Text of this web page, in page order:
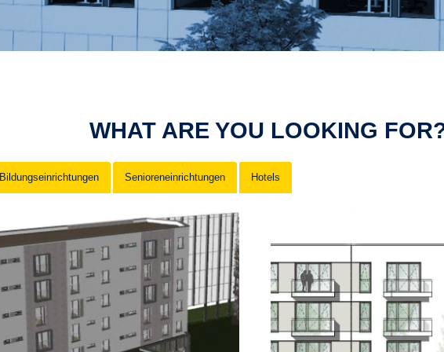
WHAT ARE YOU LOOKING
Bildungseinrichtungen Senioreneinrichtungen Hotels